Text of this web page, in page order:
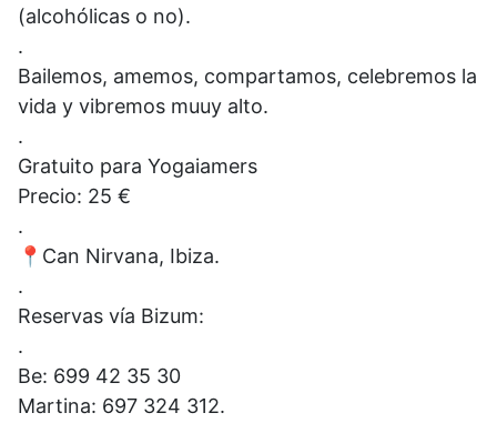
(alcohólicas o no).
.
Bailemos, amemos, compartamos, celebremos la
vida y vibremos muuy alto.
.
Gratuito para Yogaiamers
Precio: 25 €
.
📍Can Nirvana, Ibiza.
.
Reservas vía Bizum:
.
Be: 699 42 35 30
Martina: 697 324 312.